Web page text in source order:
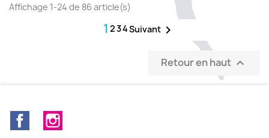
Affichage 1-24 de 86 article(s)
1 234Suivant
Retour en haut 
Facebook